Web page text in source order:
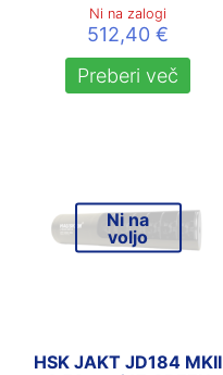
Ni na zalogi
512,40€
Preberi več
Ni na
voljo
HSK JAKT JD184 MKII